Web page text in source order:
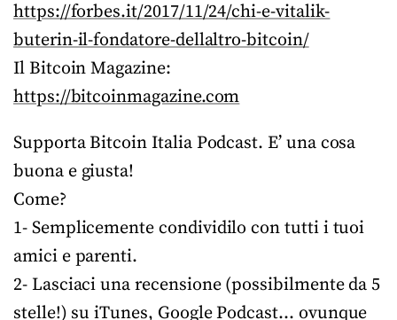
https://forbes.it/2017/11/24/chi-e-vitalik-
buterin-il-fondatore-dellaltro-bitcoin/
Il Bitcoin Magazine:
https://bitcoinmagazine.com
Supporta Bitcoin Italia Podcast. E’ una cosa
buona e giusta!
Come?
1- Semplicemente condividilo con tutti i tuoi
amici e parenti.
2- Lasciaci una recensione (possibilmente da 5
stelle!) su iTunes, Google Podcast… ovunque